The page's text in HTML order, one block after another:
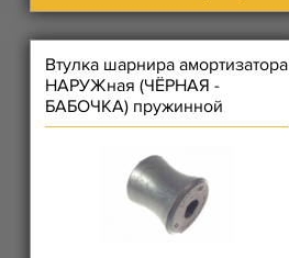
Втулка шарнира амортизатора
НАРУЖная (ЧЁРНАЯ -
БАБОЧКА) пружинной
подвески